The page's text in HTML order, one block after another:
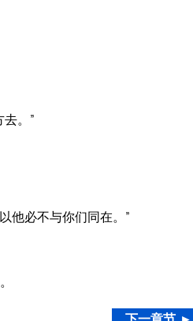
。”
他必不与你们同在。”